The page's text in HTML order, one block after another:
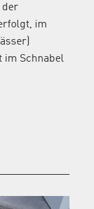
der
im
im Schnabel